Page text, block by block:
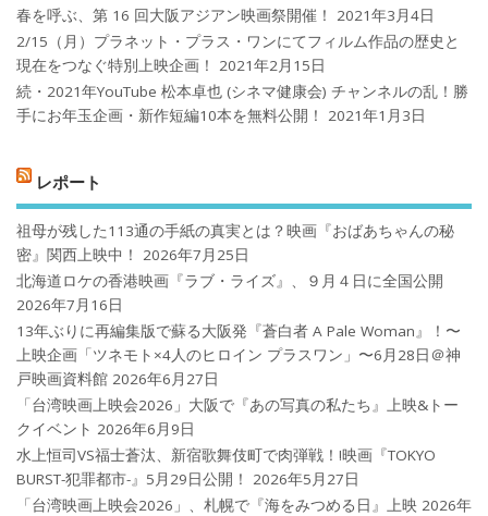
春を呼ぶ、第 16 回大阪アジアン映画祭開催！
2021年3月4日
2/15（月）プラネット・プラス・ワンにてフィルム作品の歴史と
現在をつなぐ特別上映企画！
2021年2月15日
続・2021年YouTube 松本卓也 (シネマ健康会) チャンネルの乱！勝
手にお年玉企画・新作短編10本を無料公開！
2021年1月3日
レポート
祖母が残した113通の手紙の真実とは？映画『おばあちゃんの秘
密』関西上映中！
2026年7月25日
北海道ロケの香港映画『ラブ・ライズ』、９月４日に全国公開
2026年7月16日
13年ぶりに再編集版で蘇る大阪発『蒼白者 A Pale Woman』！〜
上映企画「ツネモト×4人のヒロイン プラスワン」〜6月28日＠神
戸映画資料館 2026年6月27日
「台湾映画上映会2026」大阪で『あの写真の私たち』上映&トー
クイベント 2026年6月9日
水上恒司VS福士蒼汰、新宿歌舞伎町で肉弾戦！!映画『TOKYO
BURST-犯罪都市-』5月29日公開！
2026年5月27日
「台湾映画上映会2026」、札幌で『海をみつめる日』上映 2026年